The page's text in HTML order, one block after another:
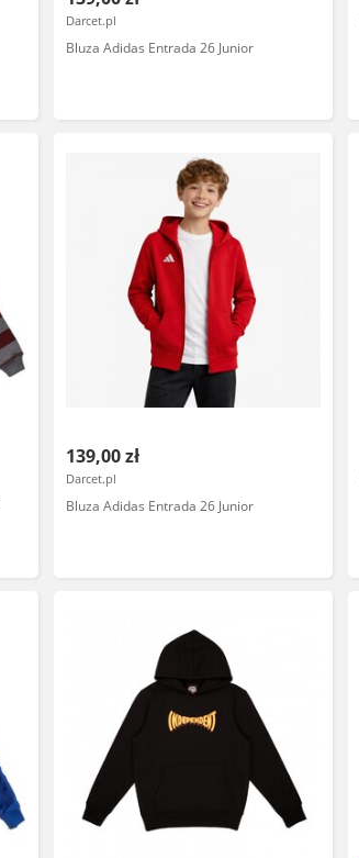
Darcet.pl
Bluza Adidas Entrada 26 Junior
139,00 zł
Darcet.pl
Bluza Adidas Entrada 26 Junior